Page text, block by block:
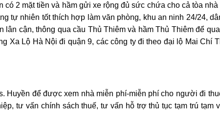
2 mặt tiền và hầm gửi xe rộng đủ sức chứa cho cả tòa
tự nhiên tốt thích hợp làm văn phòng, khu an ninh 24/24,
cận, thông qua cầu Thủ Thiêm và hầm Thủ Thiêm để
Xa Lộ Hà Nội đi quận 9, các công ty đi theo đại lộ Mai Chí
Huyền để được xem nhà miễn phí-miễn phí cho người đi
tư vấn chính sách thuế, tư vấn hỗ trợ thủ tục tạm trú tạm
thuê nhà quận 9 KDC Đông
nhà mới dt 200m2 giá rẻ
25 triệu/tháng
Cho Thuê Nhà
Full Nội Thất
40 triệu/